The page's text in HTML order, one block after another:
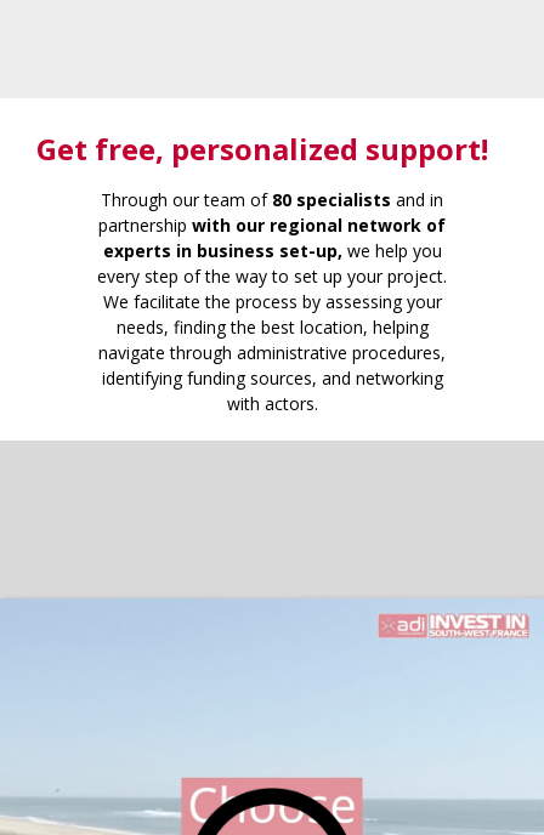
Get free, personalized support!
Through our team of 80 specialists and in
partnership with our regional network of
experts in business set-up, we help you
every step of the way to set up your project.
We facilitate the process by assessing your
needs, finding the best location, helping
navigate through administrative procedures,
identifying funding sources, and networking
with actors.